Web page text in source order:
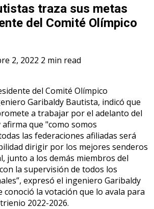
traza sus metas
del Comité Olímpico
2, 2022 2 min read
del Comité Olímpico
Garibaldy Bautista, indicó que
a trabajar por el adelanto del
que "como somos
las federaciones afiliadas será
dirigir por los mejores senderos
junto a los demás miembros del
la supervisión de todos los
expresó el ingeniero Garibaldy
conoció la votación que lo avala para
2022-2026.